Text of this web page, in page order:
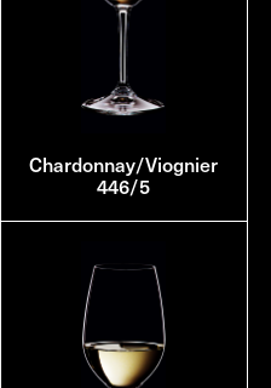
Chardonnay/Viognier
446/5